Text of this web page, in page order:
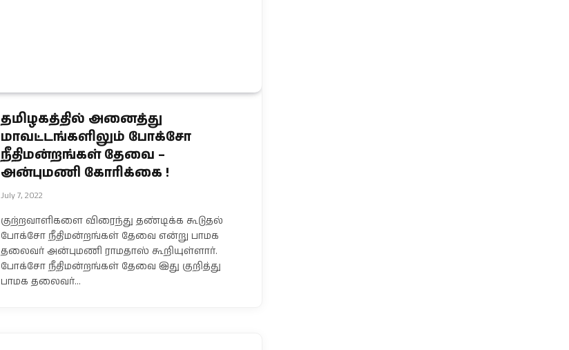
தமிழகத்தில் அனைத்து
மாவட்டங்களிலும் போக்சோ
நீதிமன்றங்கள் தேவை –
அன்புமணி கோரிக்கை !
July 7, 2022
குற்றவாளிகளை விரைந்து தண்டிக்க கூடுதல்
போக்சோ நீதிமன்றங்கள் தேவை என்று பாமக
தலைவர் அன்புமணி ராமதாஸ் கூறியுள்ளார்.
போக்சோ நீதிமன்றங்கள் தேவை இது குறித்து
பாமக தலைவர்…